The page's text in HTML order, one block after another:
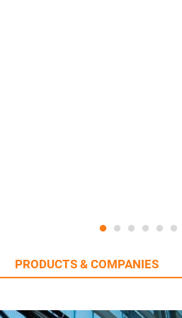
PRODUCTS & COMPANIES